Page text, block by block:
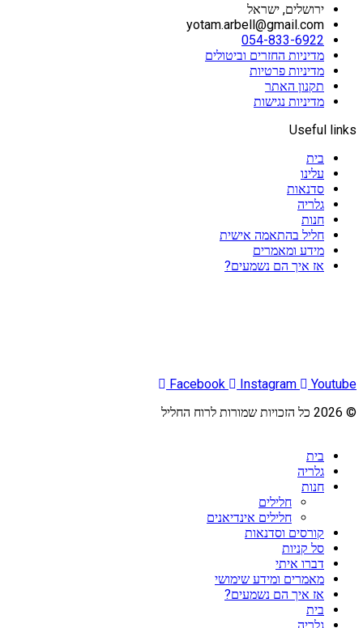
ירושלים, ישראל
yotam.arbell@gmail.com
054-833-6922
מדיניות החזרים וביטולים
מדיניות פרטיות
תקנון האתר
מדיניות נגישות
Useful links
בית
עלינו
סדנאות
גלריה
חנות
חליל בהתאמה אישית
מידע ומאמרים
אז איך הם נשמעים?
Facebook Instagram
Youtube
© 2026 כל הזכויות שמורות לרוח החליל
בית
גלריה
חנות
חלילים
חלילים אינדיאנים
קורסים וסדנאות
סל קניות
דברו איתי
מאמרים ומידע שימושי
אז איך הם נשמעים?
בית
גלריה